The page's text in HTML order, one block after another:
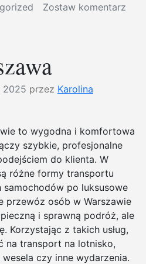
Zostaw komentarz
2025 przez Karolina
to wygodna i komfortowa
szybkie, profesjonalne
do klienta. W
różne formy transportu
po luksusowe
przewóz osób w Warszawie
i sprawną podróż, ale
Korzystając z takich usług,
na transport na lotnisko,
czy inne wydarzenia.